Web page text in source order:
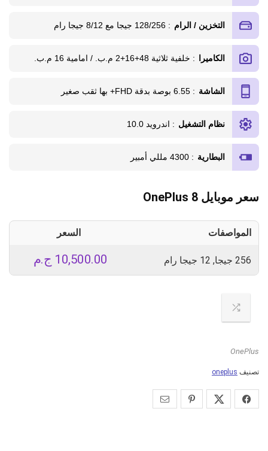
التخزين / الرام : 128/256 جيجا مع 8/12 جيجا رام
الكاميرا : خلفية ثلاثية 48+16+2 م.ب. / امامية 16 م.ب.
الشاشة : 6.55 بوصة بدقة FHD+ بها ثقب صغير
نظام التشغيل : اندرويد 10.0
البطارية : 4300 مللي أمبير
سعر موبايل OnePlus 8
المواصفات السعر
256 جيجا, 12 جيجا رام ج.م 10,500.00
OnePlus
تصنيف oneplus